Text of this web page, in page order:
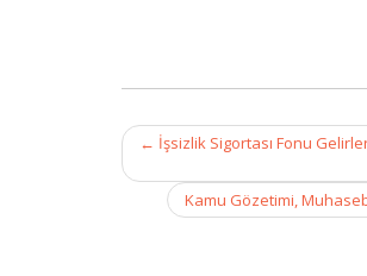
Post
navigation
← İşsizlik Sigortası Fonu
Kamu Gözetimi,